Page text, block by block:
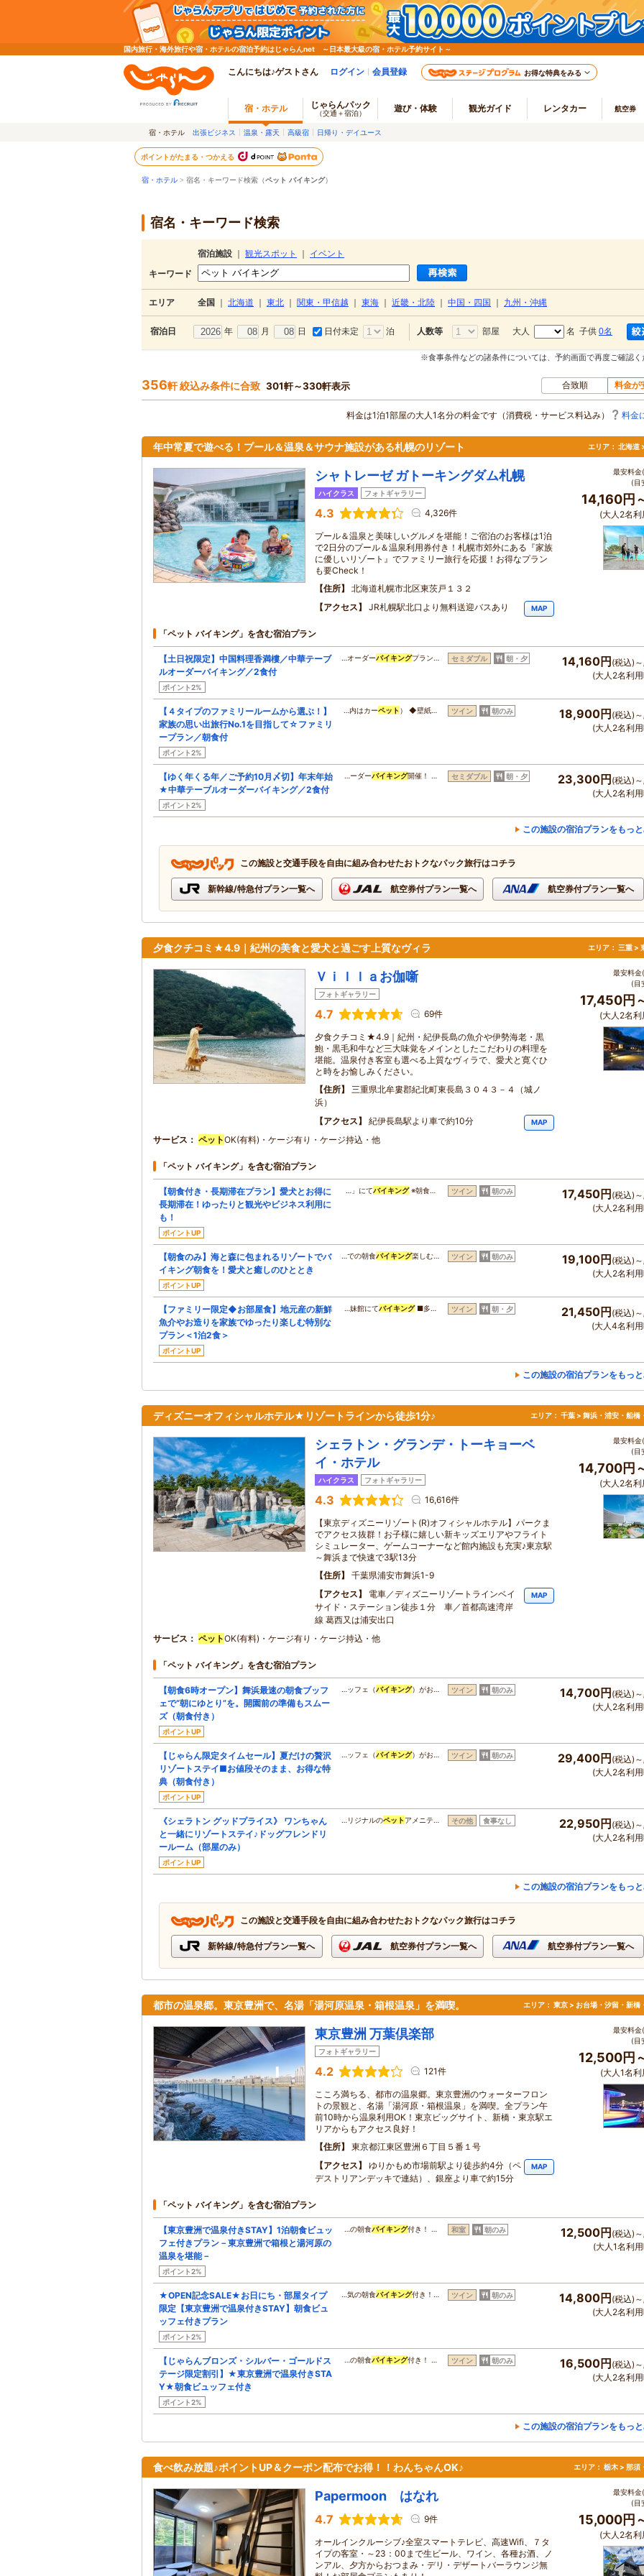
国内旅行・海外旅行や宿・ホテルの宿泊予約はじゃらんnet ～日本最大級の宿・ホテル予約サイト～
こんにちは♪ゲストさん ログイン 会員登録 お得な特典をみる
宿・ホテル じゃらんパック
（交通＋宿泊） 遊び・体験 観光ガイド レンタカー 航空券
宿・ホテル 出張ビジネス 温泉・露天 高級宿 日帰り・デイユース
ポイントがたまる・つかえる
宿・ホテル > 宿名・キーワード検索（ペット バイキング）
宿名・キーワード検索
宿泊施設 観光スポット
イベント
キーワード
エリア 全国 北海道 東北 関東・甲信越 東海 近畿・北陸 中国・四国 九州・沖縄
宿泊日 年 月 日 日付未定 泊 人数等 部屋 大人 名 子供 0名
※食事条件などの諸条件については、予約画面で再度ご確認く
356軒 絞込み条件に合致 301軒～330軒表示 合致順 料金が
料金は1泊1部屋の大人1名分の料金です（消費税・サービス料込み） 料金
年中常夏で遊べる！プール＆温泉＆サウナ施設がある札幌のリゾート エリア： 北海道
シャトレーゼ ガトーキングダム札幌
ハイクラス フォトギャラリー
4.3 4,326件
プール＆温泉と美味しいグルメを堪能！ご宿泊のお客様は1泊
で2日分のプール＆温泉利用券付き！札幌市郊外にある『家族
に優しいリゾート』でファミリー旅行を応援！お得なプラン
も要Check！
住所
北海道札幌市北区東茨戸１３２
アクセス
JR札幌駅北口より無料送迎バスあり MAP
最安料金
(目
14,160円
(大人2名利
「ペット バイキング」を含む宿泊プラン
【土日祝限定】中国料理香満樓／中華テーブ
ルオーダーバイキング／2食付
ポイント2%
…オーダーバイキングプラン… セミダブル 朝・夕 14,160円 (税込)
(大人2名利
【４タイプのファミリールームから選ぶ！】
家族の思い出旅行No.1を目指して☆ファミリ
ープラン／朝食付
ポイント2%
…内はカーペット ） ◆壁紙… ツイン 朝のみ 18,900円 (税込)
(大人2名利
【ゆく年くる年／ご予約10月〆切】年末年始
★中華テーブルオーダーバイキング／2食付
ポイント2%
…ーダーバイキング開催！ … セミダブル 朝・夕 23,300円 (税込)
(大人2名利
この施設の宿泊プランをもっ
この施設と交通手段を自由に組み合わせたおトクなパック旅行はコチラ
新幹線/特急付プラン一覧へ 航空券付プラン一覧へ 航空券付プラン一覧へ
夕食クチコミ★4.9｜紀州の美食と愛犬と過ごす上質なヴィラ エリア： 三重 >
Ｖｉｌｌａお伽噺
フォトギャラリー
4.7 69件
夕食クチコミ★4.9｜紀州・紀伊長島の魚介や伊勢海老・黒
鮑・黒毛和牛など三大味覚をメインとしたこだわりの料理を
堪能。温泉付き客室も選べる上質なヴィラで、愛犬と寛ぐひ
と時をお愉しみください。
住所
三重県北牟婁郡紀北町東長島３０４３－４（城ノ
浜）
アクセス
紀伊長島駅より車で約10分 MAP
最安料金
(目
17,450円
(大人2名利
サービス ペットOK(有料)・ケージ有り・ケージ持込・他
「ペット バイキング」を含む宿泊プラン
【朝食付き・長期滞在プラン】愛犬とお得に
長期滞在！ゆったりと観光やビジネス利用に
も！
ポイントUP
…」にてバイキング※朝食… ツイン 朝のみ 17,450円 (税込)
(大人2名利
【朝食のみ】海と森に包まれるリゾートでバ
イキング朝食を！愛犬と癒しのひととき
ポイントUP
…での朝食バイキング楽しむ… ツイン 朝のみ 19,100円 (税込)
(大人2名利
【ファミリー限定◆お部屋食】地元産の新鮮
魚介やお造りを家族でゆったり楽しむ特別な
プラン＜1泊2食＞
ポイントUP
…妹館にてバイキング■多… ツイン 朝・夕 21,450円 (税込)
(大人4名利
この施設の宿泊プランをもっ
ディズニーオフィシャルホテル★リゾートラインから徒歩1分♪ エリア： 千葉 > 舞浜・浦安・船橋
シェラトン・グランデ・トーキョーベ
イ・ホテル
ハイクラス フォトギャラリー
4.3 16,616件
【東京ディズニーリゾート(R)オフィシャルホテル】パークま
でアクセス抜群！お子様に嬉しい新キッズエリアやフライト
シミュレーター、ゲームコーナーなど館内施設も充実♪東京駅
～舞浜まで快速で3駅13分
住所
千葉県浦安市舞浜1-9
アクセス
電車／ディズニーリゾートラインベイ
サイド・ステーション徒歩１分 車／首都高速湾岸
線 葛西又は浦安出口
MAP
最安料金
(目
14,700円
(大人2名利
サービス ペットOK(有料)・ケージ有り・ケージ持込・他
「ペット バイキング」を含む宿泊プラン
【朝食6時オープン】舞浜最速の朝食ブッフ
ェで“朝にゆとり”を。開園前の準備もスムー
ズ（朝食付き）
ポイントUP
…ッフェ（バイキング）がお… ツイン 朝のみ 14,700円 (税込)
(大人2名利
【じゃらん限定タイムセール】夏だけの贅沢
リゾートステイ■お値段そのまま、お得な特
典（朝食付き）
ポイントUP
…ッフェ（バイキング）がお… ツイン 朝のみ 29,400円 (税込)
(大人2名利
《シェラトン グッドプライス》 ワンちゃん
と一緒にリゾートステイ♪ドッグフレンドリ
ールーム（部屋のみ）
ポイントUP
…リジナルのペット アメニテ… その他 食事なし 22,950円 (税込)
(大人2名利
この施設の宿泊プランをもっ
この施設と交通手段を自由に組み合わせたおトクなパック旅行はコチラ
新幹線/特急付プラン一覧へ 航空券付プラン一覧へ 航空券付プラン一覧へ
都市の温泉郷。東京豊洲で、名湯「湯河原温泉・箱根温泉」を満喫。 エリア： 東京 > お台場・汐留・新橋
東京豊洲 万葉倶楽部
フォトギャラリー
4.2 121件
こころ満ちる、都市の温泉郷。東京豊洲のウォーターフロン
トの景観と、名湯「湯河原・箱根温泉」を満喫。全プラン午
前10時から温泉利用OK！東京ビッグサイト、新橋・東京駅エ
リアからもアクセス良好！
住所
東京都江東区豊洲６丁目５番１号
アクセス
ゆりかもめ市場前駅より徒歩約4分（ペ
デストリアンデッキで連結）、銀座より車で約15分
MAP
最安料金
(目
12,500円
(大人1名利
「ペット バイキング」を含む宿泊プラン
【東京豊洲で温泉付きSTAY】1泊朝食ビュッ
フェ付きプラン－東京豊洲で箱根と湯河原の
温泉を堪能－
ポイント2%
…の朝食バイキング付き！ … 和室 朝のみ 12,500円(税込)～
(大人1名利
★OPEN記念SALE★お日にち・部屋タイプ
限定【東京豊洲で温泉付きSTAY】朝食ビュ
ッフェ付きプラン
ポイント2%
…気の朝食バイキング付き！… ツイン 朝のみ 14,800円(税込)～
(大人2名利
【じゃらんブロンズ・シルバー・ゴールドス
テージ限定割引】★東京豊洲で温泉付きSTA
Y★朝食ビュッフェ付き
ポイント2%
…の朝食バイキング付き！ … ツイン 朝のみ 16,500円(税込)～
(大人2名利
この施設の宿泊プランをもっ
食べ飲み放題♪ポイントUP＆クーポン配布でお得！！わんちゃんOK♪ エリア： 栃木 > 那須
Papermoon はなれ
4.7 9件
オールインクルーシブ♪全室スマートテレビ、高速Wifi、７タ
イプの客室・～23：00まで生ビール、ワイン、各種お酒、ノ
ンアル、夕方からおつまみ・デリ・デザートバーラウンジ無
最安料金
(目
15,000円
(大人2名利